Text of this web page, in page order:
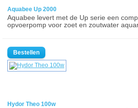
Aquabee Up 2000
Aquabee levert met de Up serie een
opvoerpomp voor zoet en zoutwater
Hydor Theo 100w